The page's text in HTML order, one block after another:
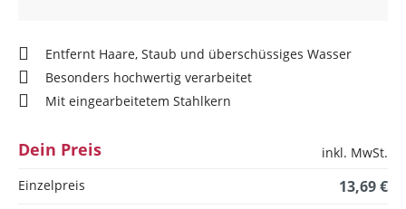
Entfernt Haare, Staub und überschüssiges Wasser
Besonders hochwertig verarbeitet
Mit eingearbeitetem Stahlkern
Dein Preis
inkl. MwSt.
Einzelpreis
13,69 €